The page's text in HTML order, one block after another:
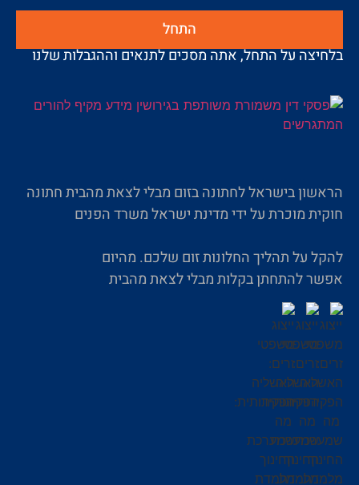
התחל
בלחיצה על התחל, אתה מסכים לתנאים וההגבלות שלנו
הראשון בישראל לחתונה בזום מבלי לצאת מהבית חתונה
חוקית מוכרת על ידי מדינת ישראל משרד הפנים
להקל על תהליך החלונות זום שלכם. מהיום
אפשר להתחתן בקלות מבלי לצאת מהבית